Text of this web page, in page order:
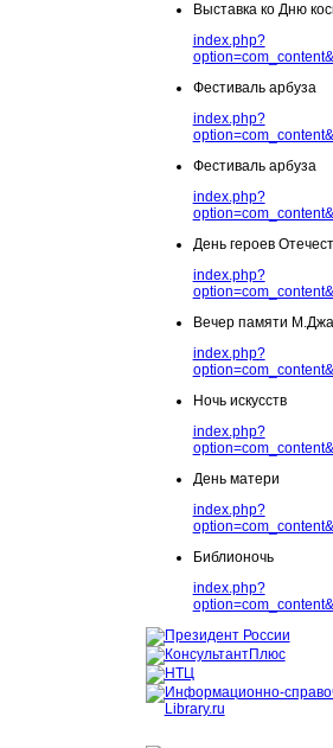
Выставка ко Дню
index.php?
Фестиваль арбуза
index.php?
Фестиваль арбуза
index.php?
День героев
index.php?
Вечер памяти
index.php?
Ночь искусств
index.php?
День матери
index.php?
Библионочь
index.php?